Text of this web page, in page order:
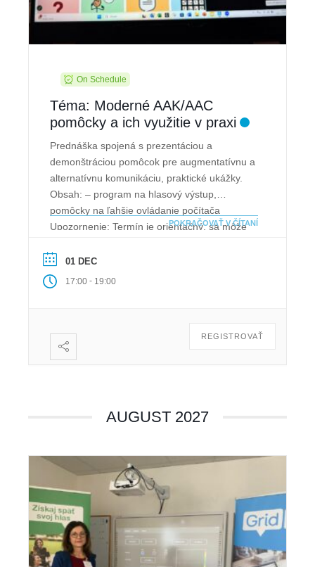
On Schedule
Téma: Moderné AAK/AAC
pomôcky a ich využitie v praxi
Prednáška spojená s prezentáciou a
demonštráciou pomôcok pre augmentatívnu a
alternatívnu komunikáciu, praktické ukážky.
Obsah: – program na hlasový výstup,
pomôcky na ľahšie ovládanie počítača
Upozornenie: Termín je orientačný, sa môže
“Poznámke” zdôvodniť, prečo máte záujem o
prednášku. Následne Vás budeme
kontaktovať.
POKRAČOVAŤ V ČÍTANÍ
01 DEC
17:00 - 19:00
REGISTROVAŤ
AUGUST 2027